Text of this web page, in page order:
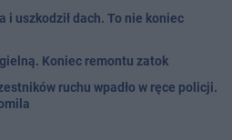
i uszkodził dach. To nie koniec
Koniec remontu zatok
ruchu wpadło w ręce policji.